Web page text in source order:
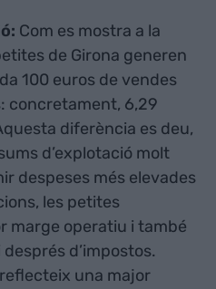
Com es mostra a la
de Girona generen
100 euros de vendes
concretament, 6,29
diferència es deu,
d’explotació molt
despeses més elevades
les petites
marge operatiu i també
d’impostos.
una major